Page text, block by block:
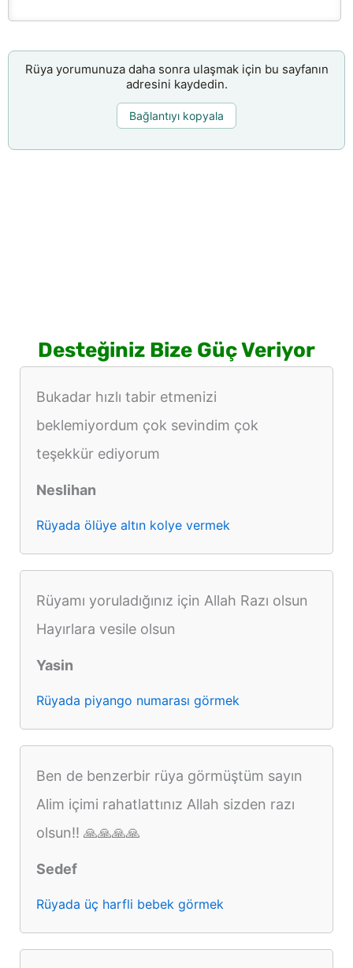
Rüya yorumunuza daha sonra ulaşmak için bu sayfanın
adresini kaydedin.
Bağlantıyı kopyala
Desteğiniz Bize Güç Veriyor
Bukadar hızlı tabir etmenizi
beklemiyordum çok sevindim çok
teşekkür ediyorum
Neslihan
Rüyada ölüye altın kolye vermek
Rüyamı yoruladığınız için Allah Razı olsun
Hayırlara vesile olsun
Yasin
Rüyada piyango numarası görmek
Ben de benzerbir rüya görmüştüm sayın
Alim içimi rahatlattınız Allah sizden razı
olsun!! 🙏🙏🙏🙏
Sedef
Rüyada üç harfli bebek görmek